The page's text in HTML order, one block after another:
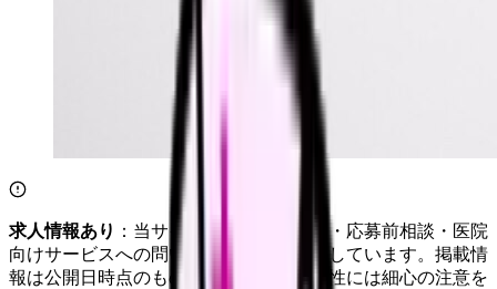
求人情報あり ：当サイトは自社求人通知・応募前相談・医院
向けサービスへの問い合わせ導線を設置しています。掲載情
報は公開日時点のものです。記事の正確性には細心の注意を